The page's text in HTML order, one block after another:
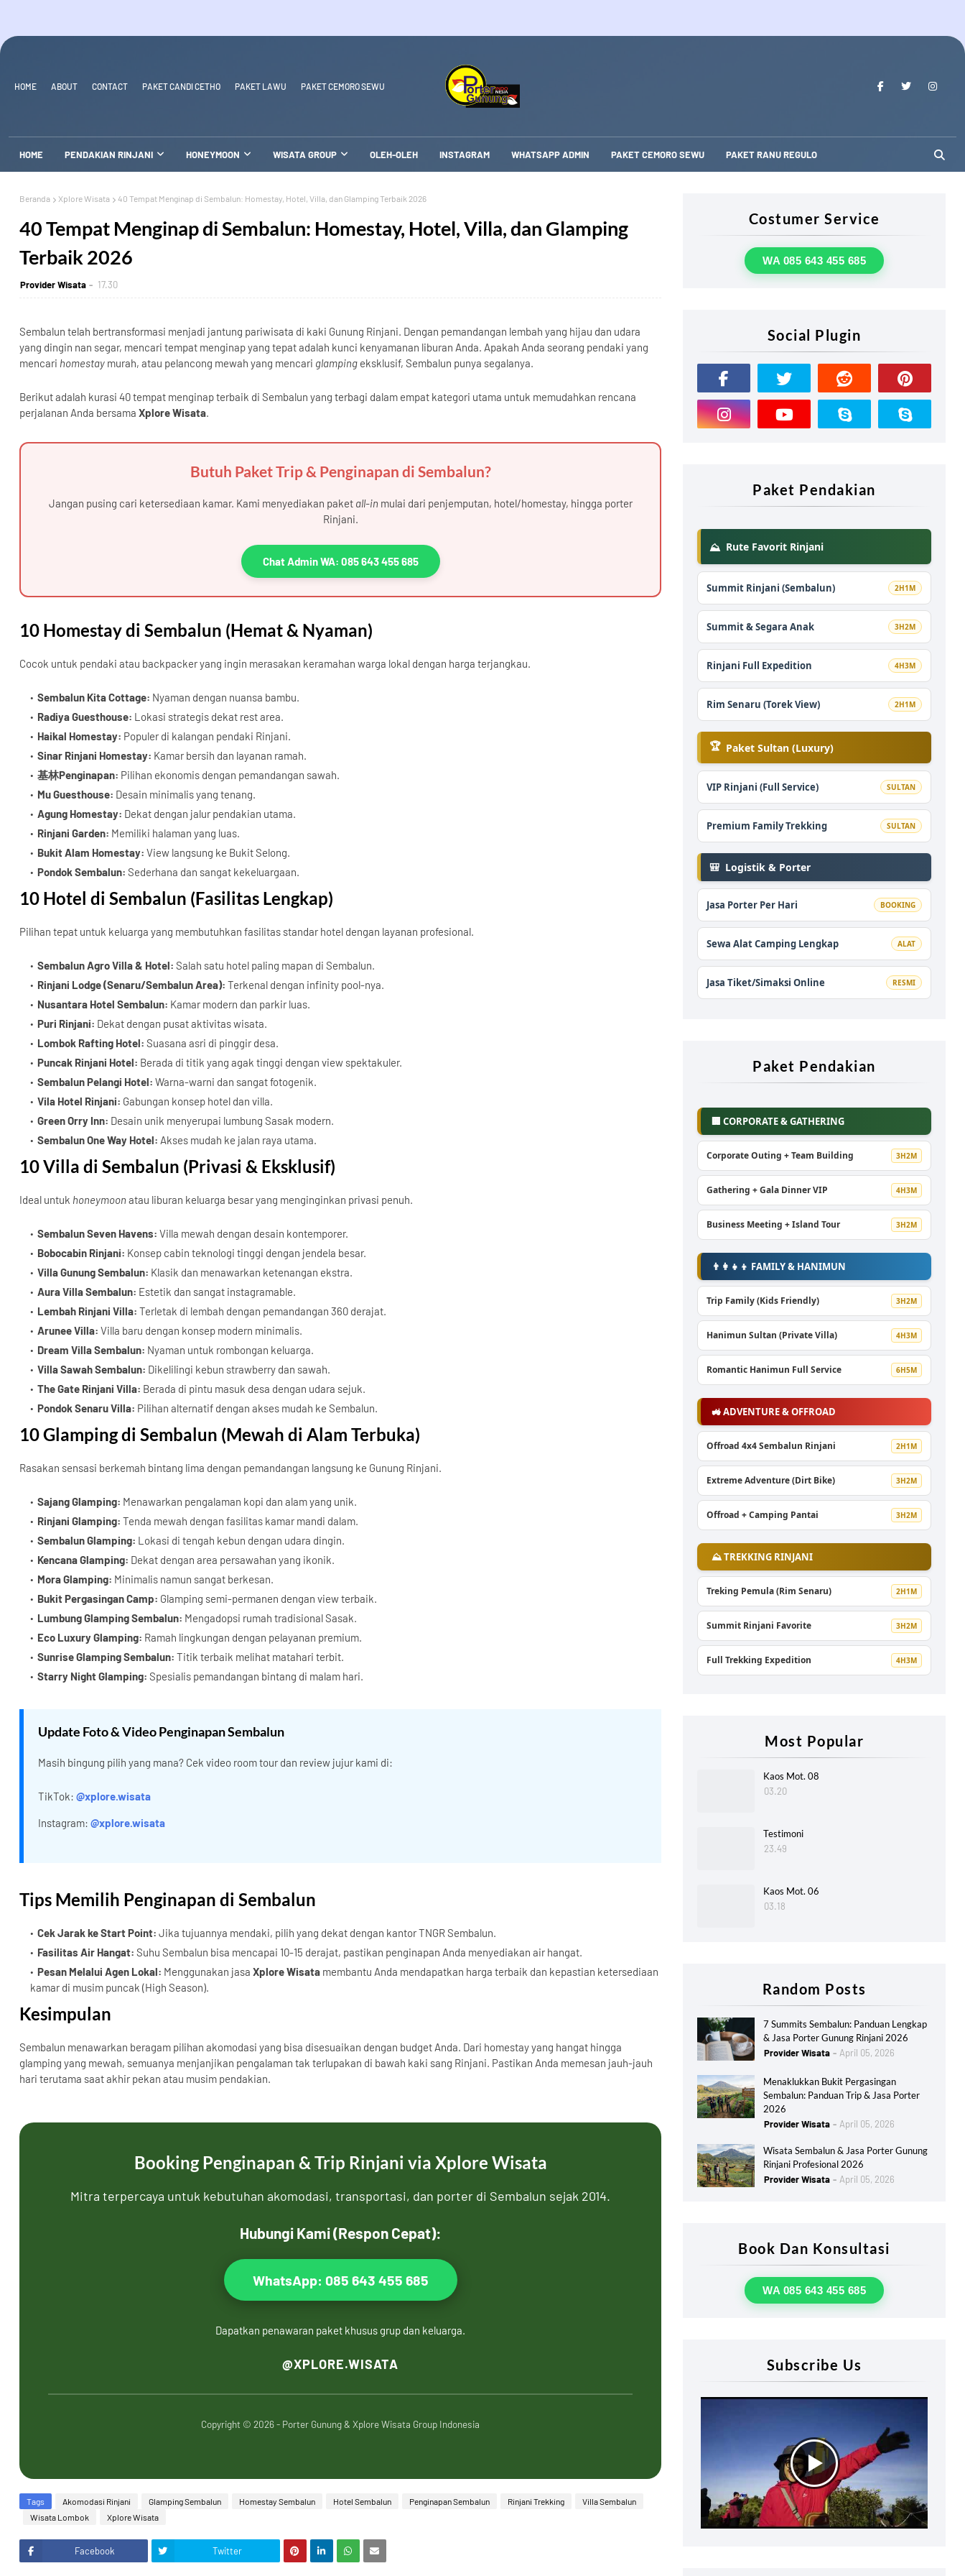
HOME ABOUT CONTACT PAKET CANDI CETHO PAKET LAWU PAKET CEMORO SEWU
HOME PENDAKIAN RINJANI HONEYMOON WISATA GROUP OLEH-OLEH INSTAGRAM WHATSAPP ADMIN PAKET CEMORO SEWU PAKET RANU REGULO
Beranda Xplore Wisata 40 Tempat Menginap di Sembalun: Homestay, Hotel, Villa, dan Glamping Terbaik 2026
40 Tempat Menginap di Sembalun: Homestay, Hotel, Villa, dan Glamping
Terbaik 2026
Provider Wisata 17.30
Sembalun telah bertransformasi menjadi jantung pariwisata di kaki Gunung Rinjani. Dengan pemandangan lembah yang hijau dan udara
yang dingin nan segar, mencari tempat menginap yang tepat adalah kunci kenyamanan liburan Anda. Apakah Anda seorang pendaki yang
mencari homestay murah, atau pelancong mewah yang mencari glamping eksklusif, Sembalun punya segalanya.
Berikut adalah kurasi 40 tempat menginap terbaik di Sembalun yang terbagi dalam empat kategori utama untuk memudahkan rencana
perjalanan Anda bersama Xplore Wisata.
Butuh Paket Trip & Penginapan di Sembalun?
Jangan pusing cari ketersediaan kamar. Kami menyediakan paket all-in mulai dari penjemputan, hotel/homestay, hingga porter
Rinjani.
Chat Admin WA: 085 643 455 685
10 Homestay di Sembalun (Hemat & Nyaman)
Cocok untuk pendaki atau backpacker yang ingin merasakan keramahan warga lokal dengan harga terjangkau.
Sembalun Kita Cottage: Nyaman dengan nuansa bambu.
Radiya Guesthouse: Lokasi strategis dekat rest area.
Haikal Homestay: Populer di kalangan pendaki Rinjani.
Sinar Rinjani Homestay: Kamar bersih dan layanan ramah.
基林Penginapan: Pilihan ekonomis dengan pemandangan sawah.
Mu Guesthouse: Desain minimalis yang tenang.
Agung Homestay: Dekat dengan jalur pendakian utama.
Rinjani Garden: Memiliki halaman yang luas.
Bukit Alam Homestay: View langsung ke Bukit Selong.
Pondok Sembalun: Sederhana dan sangat kekeluargaan.
10 Hotel di Sembalun (Fasilitas Lengkap)
Pilihan tepat untuk keluarga yang membutuhkan fasilitas standar hotel dengan layanan profesional.
Sembalun Agro Villa & Hotel: Salah satu hotel paling mapan di Sembalun.
Rinjani Lodge (Senaru/Sembalun Area): Terkenal dengan infinity pool-nya.
Nusantara Hotel Sembalun: Kamar modern dan parkir luas.
Puri Rinjani: Dekat dengan pusat aktivitas wisata.
Lombok Rafting Hotel: Suasana asri di pinggir desa.
Puncak Rinjani Hotel: Berada di titik yang agak tinggi dengan view spektakuler.
Sembalun Pelangi Hotel: Warna-warni dan sangat fotogenik.
Vila Hotel Rinjani: Gabungan konsep hotel dan villa.
Green Orry Inn: Desain unik menyerupai lumbung Sasak modern.
Sembalun One Way Hotel: Akses mudah ke jalan raya utama.
10 Villa di Sembalun (Privasi & Eksklusif)
Ideal untuk honeymoon atau liburan keluarga besar yang menginginkan privasi penuh.
Sembalun Seven Havens: Villa mewah dengan desain kontemporer.
Bobocabin Rinjani: Konsep cabin teknologi tinggi dengan jendela besar.
Villa Gunung Sembalun: Klasik dan menawarkan ketenangan ekstra.
Aura Villa Sembalun: Estetik dan sangat instagramable.
Lembah Rinjani Villa: Terletak di lembah dengan pemandangan 360 derajat.
Arunee Villa: Villa baru dengan konsep modern minimalis.
Dream Villa Sembalun: Nyaman untuk rombongan keluarga.
Villa Sawah Sembalun: Dikelilingi kebun strawberry dan sawah.
The Gate Rinjani Villa: Berada di pintu masuk desa dengan udara sejuk.
Pondok Senaru Villa: Pilihan alternatif dengan akses mudah ke Sembalun.
10 Glamping di Sembalun (Mewah di Alam Terbuka)
Rasakan sensasi berkemah bintang lima dengan pemandangan langsung ke Gunung Rinjani.
Sajang Glamping: Menawarkan pengalaman kopi dan alam yang unik.
Rinjani Glamping: Tenda mewah dengan fasilitas kamar mandi dalam.
Sembalun Glamping: Lokasi di tengah kebun dengan udara dingin.
Kencana Glamping: Dekat dengan area persawahan yang ikonik.
Mora Glamping: Minimalis namun sangat berkesan.
Bukit Pergasingan Camp: Glamping semi-permanen dengan view terbaik.
Lumbung Glamping Sembalun: Mengadopsi rumah tradisional Sasak.
Eco Luxury Glamping: Ramah lingkungan dengan pelayanan premium.
Sunrise Glamping Sembalun: Titik terbaik melihat matahari terbit.
Starry Night Glamping: Spesialis pemandangan bintang di malam hari.
Update Foto & Video Penginapan Sembalun
Masih bingung pilih yang mana? Cek video room tour dan review jujur kami di:
TikTok: @xplore.wisata
Instagram: @xplore.wisata
Tips Memilih Penginapan di Sembalun
Cek Jarak ke Start Point: Jika tujuannya mendaki, pilih yang dekat dengan kantor TNGR Sembalun.
Fasilitas Air Hangat: Suhu Sembalun bisa mencapai 10-15 derajat, pastikan penginapan Anda menyediakan air hangat.
Pesan Melalui Agen Lokal: Menggunakan jasa Xplore Wisata membantu Anda mendapatkan harga terbaik dan kepastian ketersediaan
kamar di musim puncak (High Season).
Kesimpulan
Sembalun menawarkan beragam pilihan akomodasi yang bisa disesuaikan dengan budget Anda. Dari homestay yang hangat hingga
glamping yang mewah, semuanya menjanjikan pengalaman tak terlupakan di bawah kaki sang Rinjani. Pastikan Anda memesan jauh-jauh
hari terutama saat akhir pekan atau musim pendakian.
Booking Penginapan & Trip Rinjani via Xplore Wisata
Mitra terpercaya untuk kebutuhan akomodasi, transportasi, dan porter di Sembalun sejak 2014.
Hubungi Kami (Respon Cepat):
WhatsApp: 085 643 455 685
Dapatkan penawaran paket khusus grup dan keluarga.
@XPLORE.WISATA
Copyright © 2026 - Porter Gunung & Xplore Wisata Group Indonesia
Tags Akomodasi Rinjani Glamping Sembalun Homestay Sembalun Hotel Sembalun Penginapan Sembalun Rinjani Trekking
Villa Sembalun
Wisata Lombok
Xplore Wisata
Facebook Twitter
Costumer Service
WA 085 643 455 685
Social Plugin
Paket Pendakian
⛰️ Rute Favorit Rinjani
Summit Rinjani (Sembalun) 2H1M
Summit & Segara Anak 3H2M
Rinjani Full Expedition 4H3M
Rim Senaru (Torek View) 2H1M
🏆Paket Sultan (Luxury)
VIP Rinjani (Full Service) SULTAN
Premium Family Trekking SULTAN
🎒 Logistik & Porter
Jasa Porter Per Hari BOOKING
Sewa Alat Camping Lengkap ALAT
Jasa Tiket/Simaksi Online RESMI
Paket Pendakian
🏢 CORPORATE & GATHERING
Corporate Outing + Team Building 3H2M
Gathering + Gala Dinner VIP 4H3M
Business Meeting + Island Tour 3H2M
👨‍👩‍👧‍👦 FAMILY & HANIMUN
Trip Family (Kids Friendly) 3H2M
Hanimun Sultan (Private Villa) 4H3M
Romantic Hanimun Full Service 6H5M
🚜 ADVENTURE & OFFROAD
Offroad 4x4 Sembalun Rinjani 2H1M
Extreme Adventure (Dirt Bike) 3H2M
Offroad + Camping Pantai 3H2M
⛰️ TREKKING RINJANI
Treking Pemula (Rim Senaru) 2H1M
Summit Rinjani Favorite 3H2M
Full Trekking Expedition 4H3M
Most Popular
Kaos Mot. 08
03.20
Testimoni
23.49
Kaos Mot. 06
03.18
Random Posts
7 Summits Sembalun: Panduan Lengkap
& Jasa Porter Gunung Rinjani 2026
Provider Wisata
April 05, 2026
Menaklukkan Bukit Pergasingan
Sembalun: Panduan Trip & Jasa Porter
2026
Provider Wisata
April 05, 2026
Wisata Sembalun & Jasa Porter Gunung
Rinjani Profesional 2026
Provider Wisata
April 05, 2026
Book Dan Konsultasi
WA 085 643 455 685
Subscribe Us